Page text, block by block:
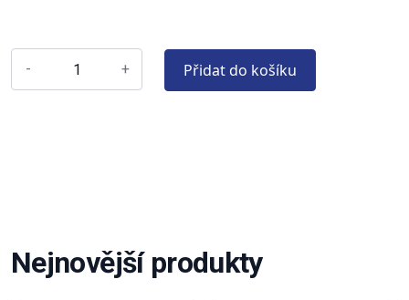
- + Přidat do košíku
Nejnovější produkty